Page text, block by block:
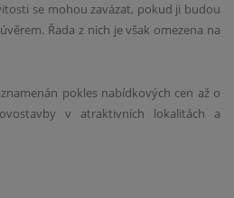
se mohou zavázat, pokud ji budou
Řada z nich je však omezena na
pokles nabídkových cen až o
v atraktivních lokalitách a